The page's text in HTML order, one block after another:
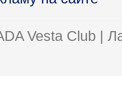
Vesta Club |